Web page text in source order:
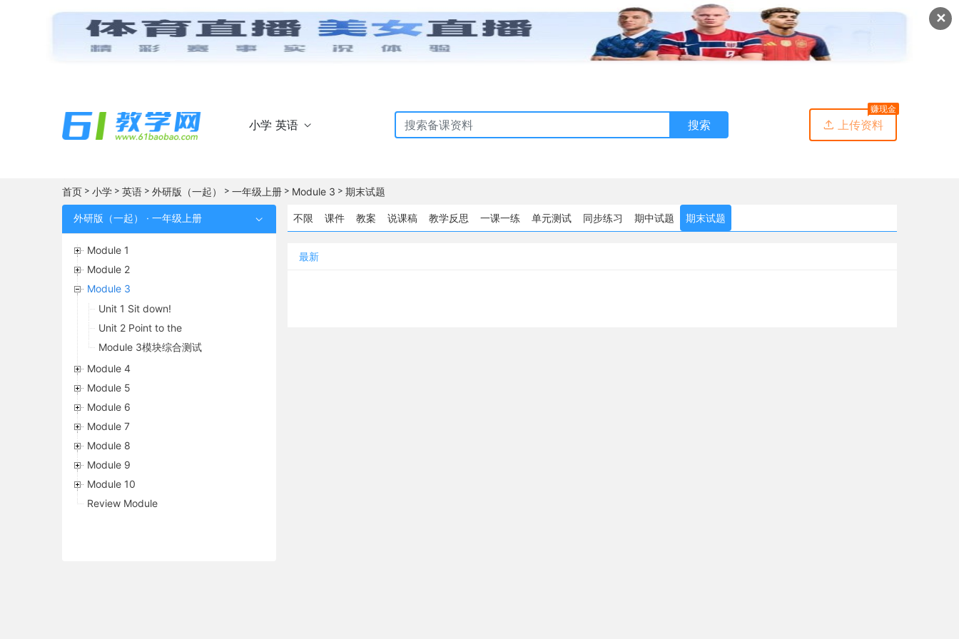
✕
小学 英语  搜索  上传资料
赚现金
首页 > 小学 > 英语 > 外研版（一起） > 一年级上册 > Module 3 > 期末试题
外研版（一起） · 一年级上册 
Module 1
Module 2
Module 3
Unit 1 Sit down!
Unit 2 Point to the
Module 3模块综合测试
Module 4
Module 5
Module 6
Module 7
Module 8
Module 9
Module 10
Review Module
不限 课件 教案 说课稿 教学反思 一课一练 单元测试 同步练习 期中试题 期末试题
最新